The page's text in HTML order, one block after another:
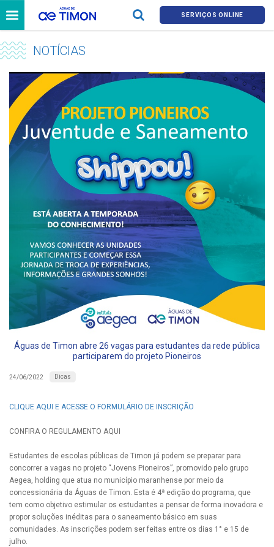
SERVIÇOS ONLINE
NOTÍCIAS
Águas de Timon abre 26 vagas para estudantes da rede pública
participarem do projeto Pioneiros
24/06/2022 Dicas
CLIQUE AQUI E ACESSE O FORMULÁRIO DE INSCRIÇÃO
CONFIRA O REGULAMENTO AQUI
Estudantes de escolas públicas de Timon já podem se preparar para
concorrer a vagas no projeto “Jovens Pioneiros”, promovido pelo grupo
Aegea, holding que atua no município maranhense por meio da
concessionária da Águas de Timon. Esta é 4ª edição do programa, que
tem como objetivo estimular os estudantes a pensar de forma inovadora e
propor soluções inéditas para o saneamento básico em suas
comunidades. As inscrições podem ser feitas entre os dias 1° e 15 de
julho.